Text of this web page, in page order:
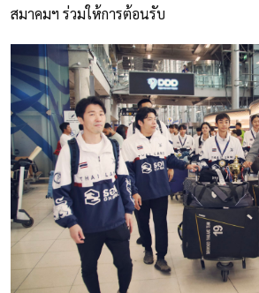
สมาคมฯ ร่วมให้การต้อนรับ